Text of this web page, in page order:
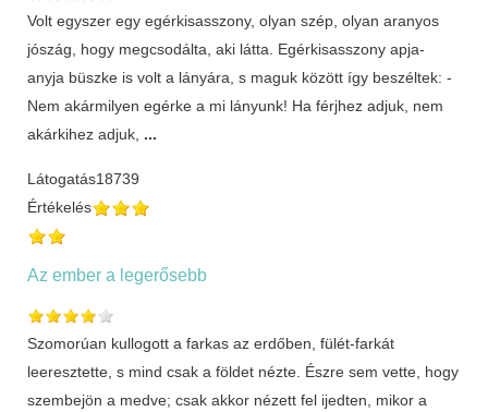
Volt egyszer egy egérkisasszony, olyan szép, olyan aranyos
jószág, hogy megcsodálta, aki látta. Egérkisasszony apja-
anyja büszke is volt a lányára, s maguk között így beszéltek: -
Nem akármilyen egérke a mi lányunk! Ha férjhez adjuk, nem
akárkihez adjuk, ...
Látogatás18739
Értékelés
Az ember a legerősebb
Szomorúan kullogott a farkas az erdőben, fülét-farkát
leeresztette, s mind csak a földet nézte. Észre sem vette, hogy
szembejön a medve; csak akkor nézett fel ijedten, mikor a